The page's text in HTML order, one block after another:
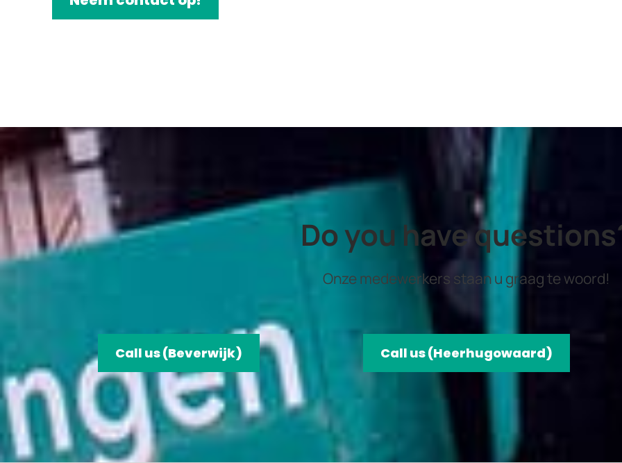
Do you have
Onze medewerkers staan u graag te woord!
Call us (Beverwijk) Call us (Heerhugowaard)